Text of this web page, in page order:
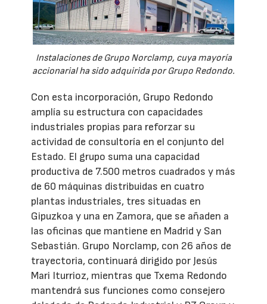
Instalaciones de Grupo Norclamp, cuya mayoría
accionarial ha sido adquirida por Grupo Redondo.
Con esta incorporación, Grupo Redondo
amplía su estructura con capacidades
industriales propias para reforzar su
actividad de consultoría en el conjunto del
Estado. El grupo suma una capacidad
productiva de 7.500 metros cuadrados y más
de 60 máquinas distribuidas en cuatro
plantas industriales, tres situadas en
Gipuzkoa y una en Zamora, que se añaden a
las oficinas que mantiene en Madrid y San
Sebastián. Grupo Norclamp, con 26 años de
trayectoria, continuará dirigido por Jesús
Mari Iturrioz, mientras que Txema Redondo
mantendrá sus funciones como consejero